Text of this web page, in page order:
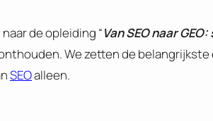
de opleiding “Van SEO naar
We zetten de belangrijkste
SEOalleen.